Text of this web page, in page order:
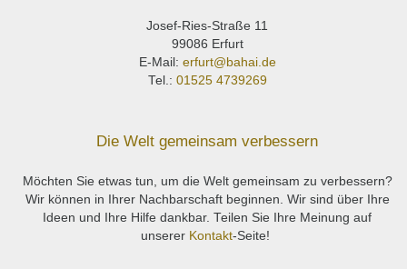
Josef-Ries-Straße 11
99086 Erfurt
E-Mail: erfurt@bahai.de
Tel.: 01525 4739269
Die Welt gemeinsam verbessern
Möchten Sie etwas tun, um die Welt gemeinsam zu verbessern?
Wir können in Ihrer Nachbarschaft beginnen. Wir sind über Ihre
Ideen und Ihre Hilfe dankbar. Teilen Sie Ihre Meinung auf
unserer Kontakt-Seite!